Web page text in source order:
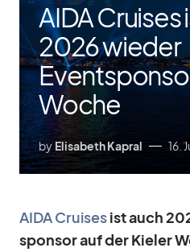
AIDA Cruises
2026 wieder
Woche
byElisabeth Kapral 16.
AIDA Crui­sesist auch
spon­sor auf der Kie­ler